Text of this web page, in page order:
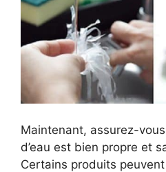
Maintenant, assurez-
d’eau est bien propre et
Certains produits